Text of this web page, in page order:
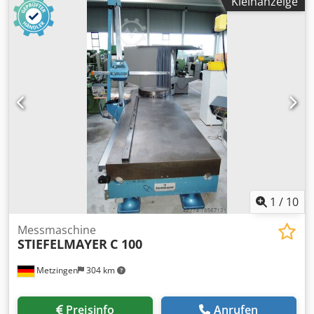
Das Nettogewicht des IM-8005-Messkopfes beträgt 29 kg,
während die Steuerung 8 kg wiegt. Wenn Sie auf der
Suche nach hochwertigen optischen Messfunktionen sind,
sollten Sie das von uns zum Verkauf angebotene KEYENCE
IM-8005-Gerät in Betracht ziehen. Kontaktieren Sie uns für
weitere Informationen. Dksdpfx Aszktc Dsdrsr - Sichtfeld:
100 mm Messfeld / Doppelkamera- Nettogewicht (IM-8005-
Kopf): 29,00 kg- Nettogewicht (IM-8000-Steuergerät): 8,00
kg- Nettogewicht (Zubehör): 2,00 kg (IM-M80D), 0,20 kg (OP-
99031), 0,02 kg (IM-H3C), 0,03 kg (IM-H3ED)- nicht im
Lieferumfang enthalten: Computer
1 / 10
Metzingen 304 km
Messmaschine
STIEFELMAYER C 100
Preisinfo Anrufen